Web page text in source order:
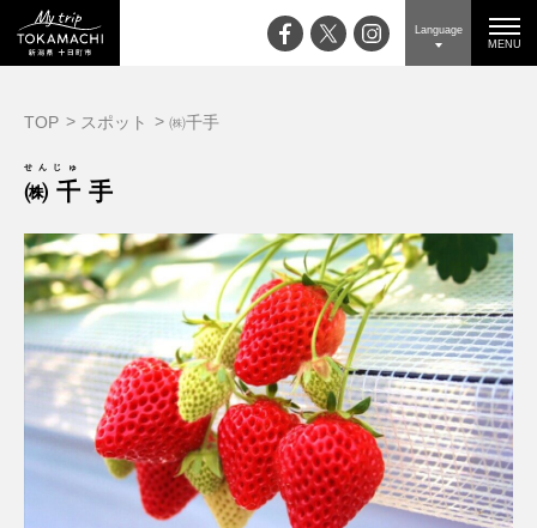
Language
MENU
TOP スポット ㈱千手
せんじゅ
㈱千手